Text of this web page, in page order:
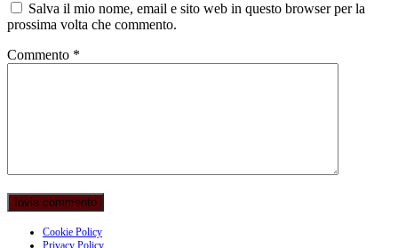
Salva il mio nome, email e sito web in questo browser per la
prossima volta che commento.
Commento *
Cookie Policy